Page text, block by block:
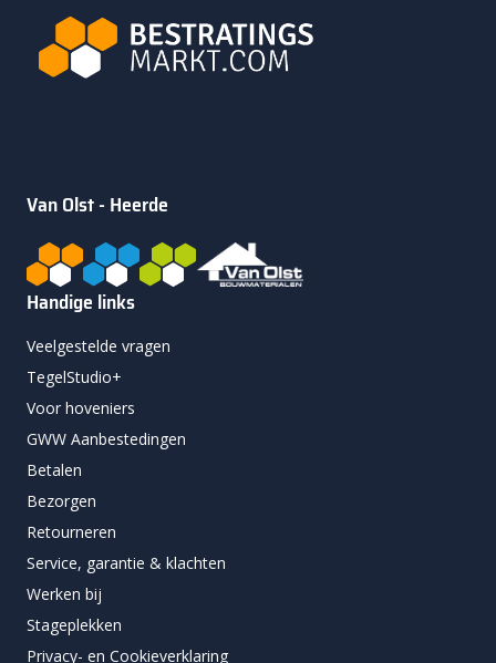
Van Olst - Heerde
Handige links
Veelgestelde vragen
TegelStudio+
Voor hoveniers
GWW Aanbestedingen
Betalen
Bezorgen
Retourneren
Service, garantie & klachten
Werken bij
Stageplekken
Privacy- en Cookieverklaring